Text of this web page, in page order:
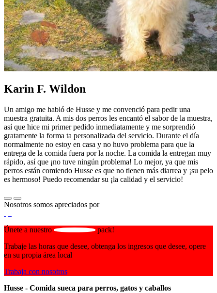
Karin F. Wildon
Un amigo me habló de Husse y me convenció para pedir una
muestra gratuita. A mis dos perros les encantó el sabor de la muestra,
así que hice mi primer pedido inmediatamente y me sorprendió
gratamente la forma ta personalizada del servicio. Durante el día
normalmente no estoy en casa y no huvo problema para que la
entrega de la comida fuera por la noche. La comida la entregan muy
rápido, así que ¡no tuve ningún problema! Lo mejor, ya que mis
perros están comiendo Husse es que no tienen más diarrea y ¡su pelo
es hermoso! Puedo recomendar su ¡la calidad y el servicio!
Nosotros somos apreciados por
Únete a nuestro
pack!
Trabaje las horas que desee, obtenga los ingresos que desee, opere
en su propia área local
Trabaja con nosotros
Husse - Comida sueca para perros, gatos y caballos